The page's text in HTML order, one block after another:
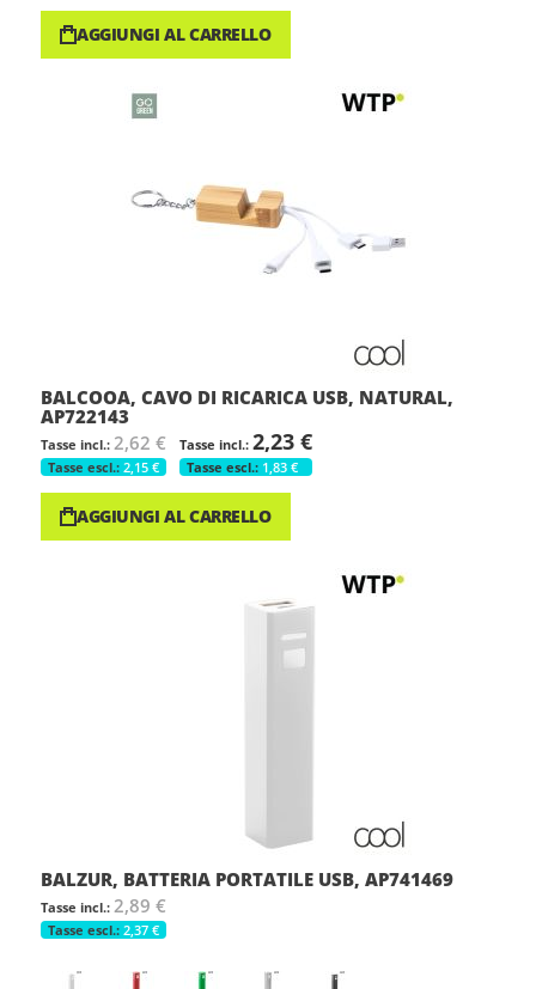
AGGIUNGI AL CARRELLO
BALCOOA, CAVO DI RICARICA USB, NATURAL,
AP722143
2,62 €
2,15 €
2,23 €
1,83 €
AGGIUNGI AL CARRELLO
BALZUR, BATTERIA PORTATILE USB, AP741469
2,89 €
2,37 €